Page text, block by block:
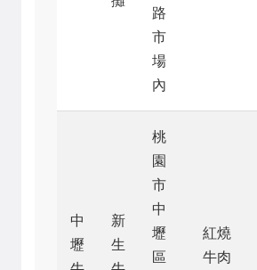
路
市
場
內
中
壢
新
生
桃
園
市
中
壢
區
紅燒
牛肉